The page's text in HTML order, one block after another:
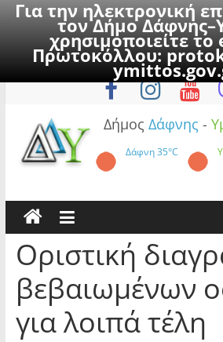
Για την ηλεκτρονική
τον Δήμο
χρησιμοποιείτε
Πρωτοκόλλου:
to
Σάββατο, 8
Δήμος Δάφνης -
Δάφνη35°C
Οριστική
βεβαιωμένων
για λοιπά τέλη